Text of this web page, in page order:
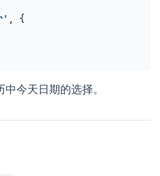
, {
今天日期的选择。